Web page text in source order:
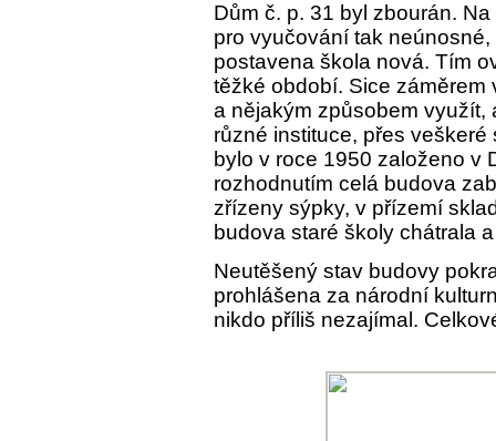
Dům č. p. 31 byl zbourán.
pro vyučování tak
postavena škola nová. Tím
těžké období. Sice
a nějakým způsobem využít,
různé instituce, přes
bylo v roce 1950 založeno v
rozhodnutím celá budova
zřízeny sýpky, v přízemí
budova staré školy chátrala
Neutěšený stav budovy
prohlášena za národní
nikdo příliš nezajímal.